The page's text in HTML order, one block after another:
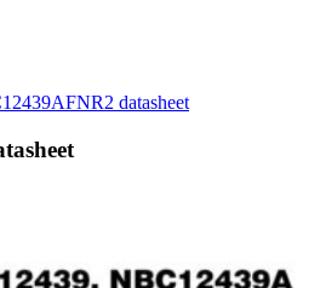
datasheet